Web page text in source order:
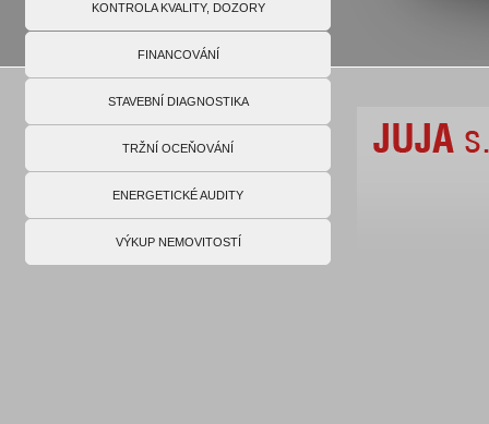
KONTROLA KVALITY, DOZORY
FINANCOVÁNÍ
STAVEBNÍ DIAGNOSTIKA
TRŽNÍ OCEŇOVÁNÍ
ENERGETICKÉ AUDITY
VÝKUP NEMOVITOSTÍ